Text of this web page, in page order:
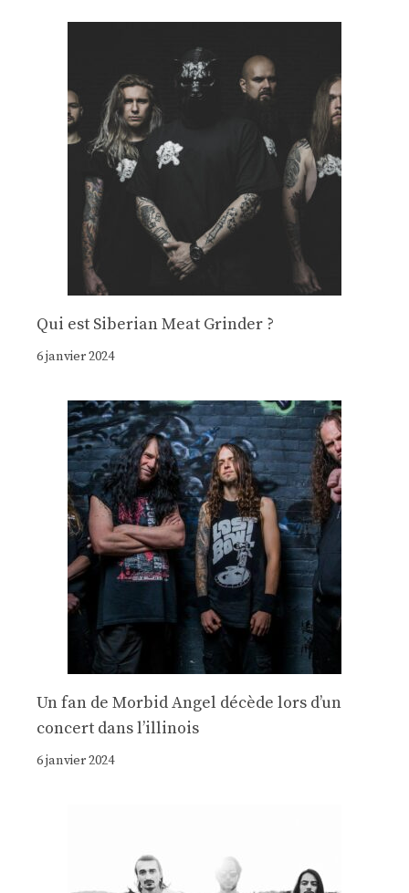
Qui est Siberian Meat Grinder ?
6 janvier 2024
Un fan de Morbid Angel décède lors d’un
concert dans l’illinois
6 janvier 2024